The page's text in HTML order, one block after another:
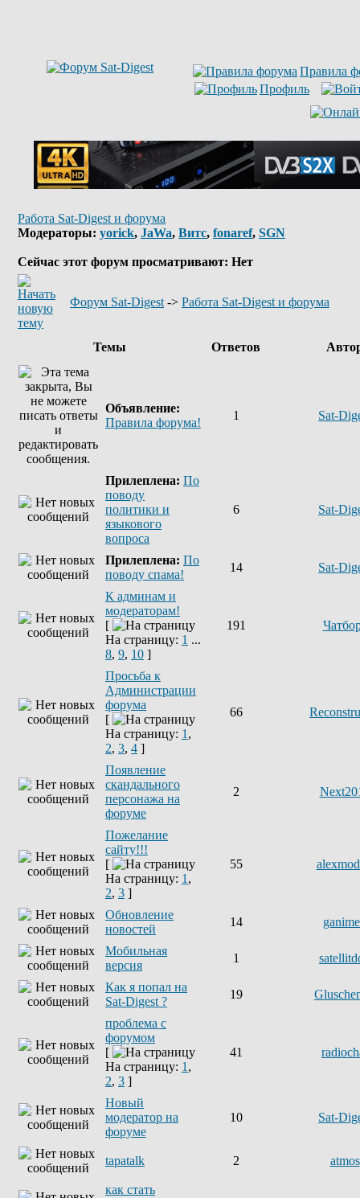
Правила
Профиль
Работа Sat-Digest и форума
Модераторы: yorick, JaWa, Витс, fonaref, SGN
Сейчас этот форум просматривают: Нет
Форум Sat-Digest -> Работа Sat-Digest и форума
Темы Ответов
Объявление:
Правила форума!
1 Sat-
Прилеплена: По
поводу
политики и
языкового
вопроса
6 Sat-
Прилеплена: По
поводу спама!
14 Sat-
К админам и
модераторам!
[
На страницу: 1 ...
8, 9, 10 ]
191
Просьба к
Администрации
форума
[
На страницу: 1 ,
2, 3, 4 ]
66
Появление
скандального
персонажа на
форуме
2
Пожелание
сайту!!!
[
На страницу: 1 ,
2, 3 ]
55
Обновление
новостей
14
Мобильная
версия
1
Как я попал на
Sat-Digest ?
19
проблема с
форумом
[
На страницу: 1 ,
2, 3 ]
41
Новый
модератор на
форуме
10 Sat-
tapatalk 2 atmos
как стать